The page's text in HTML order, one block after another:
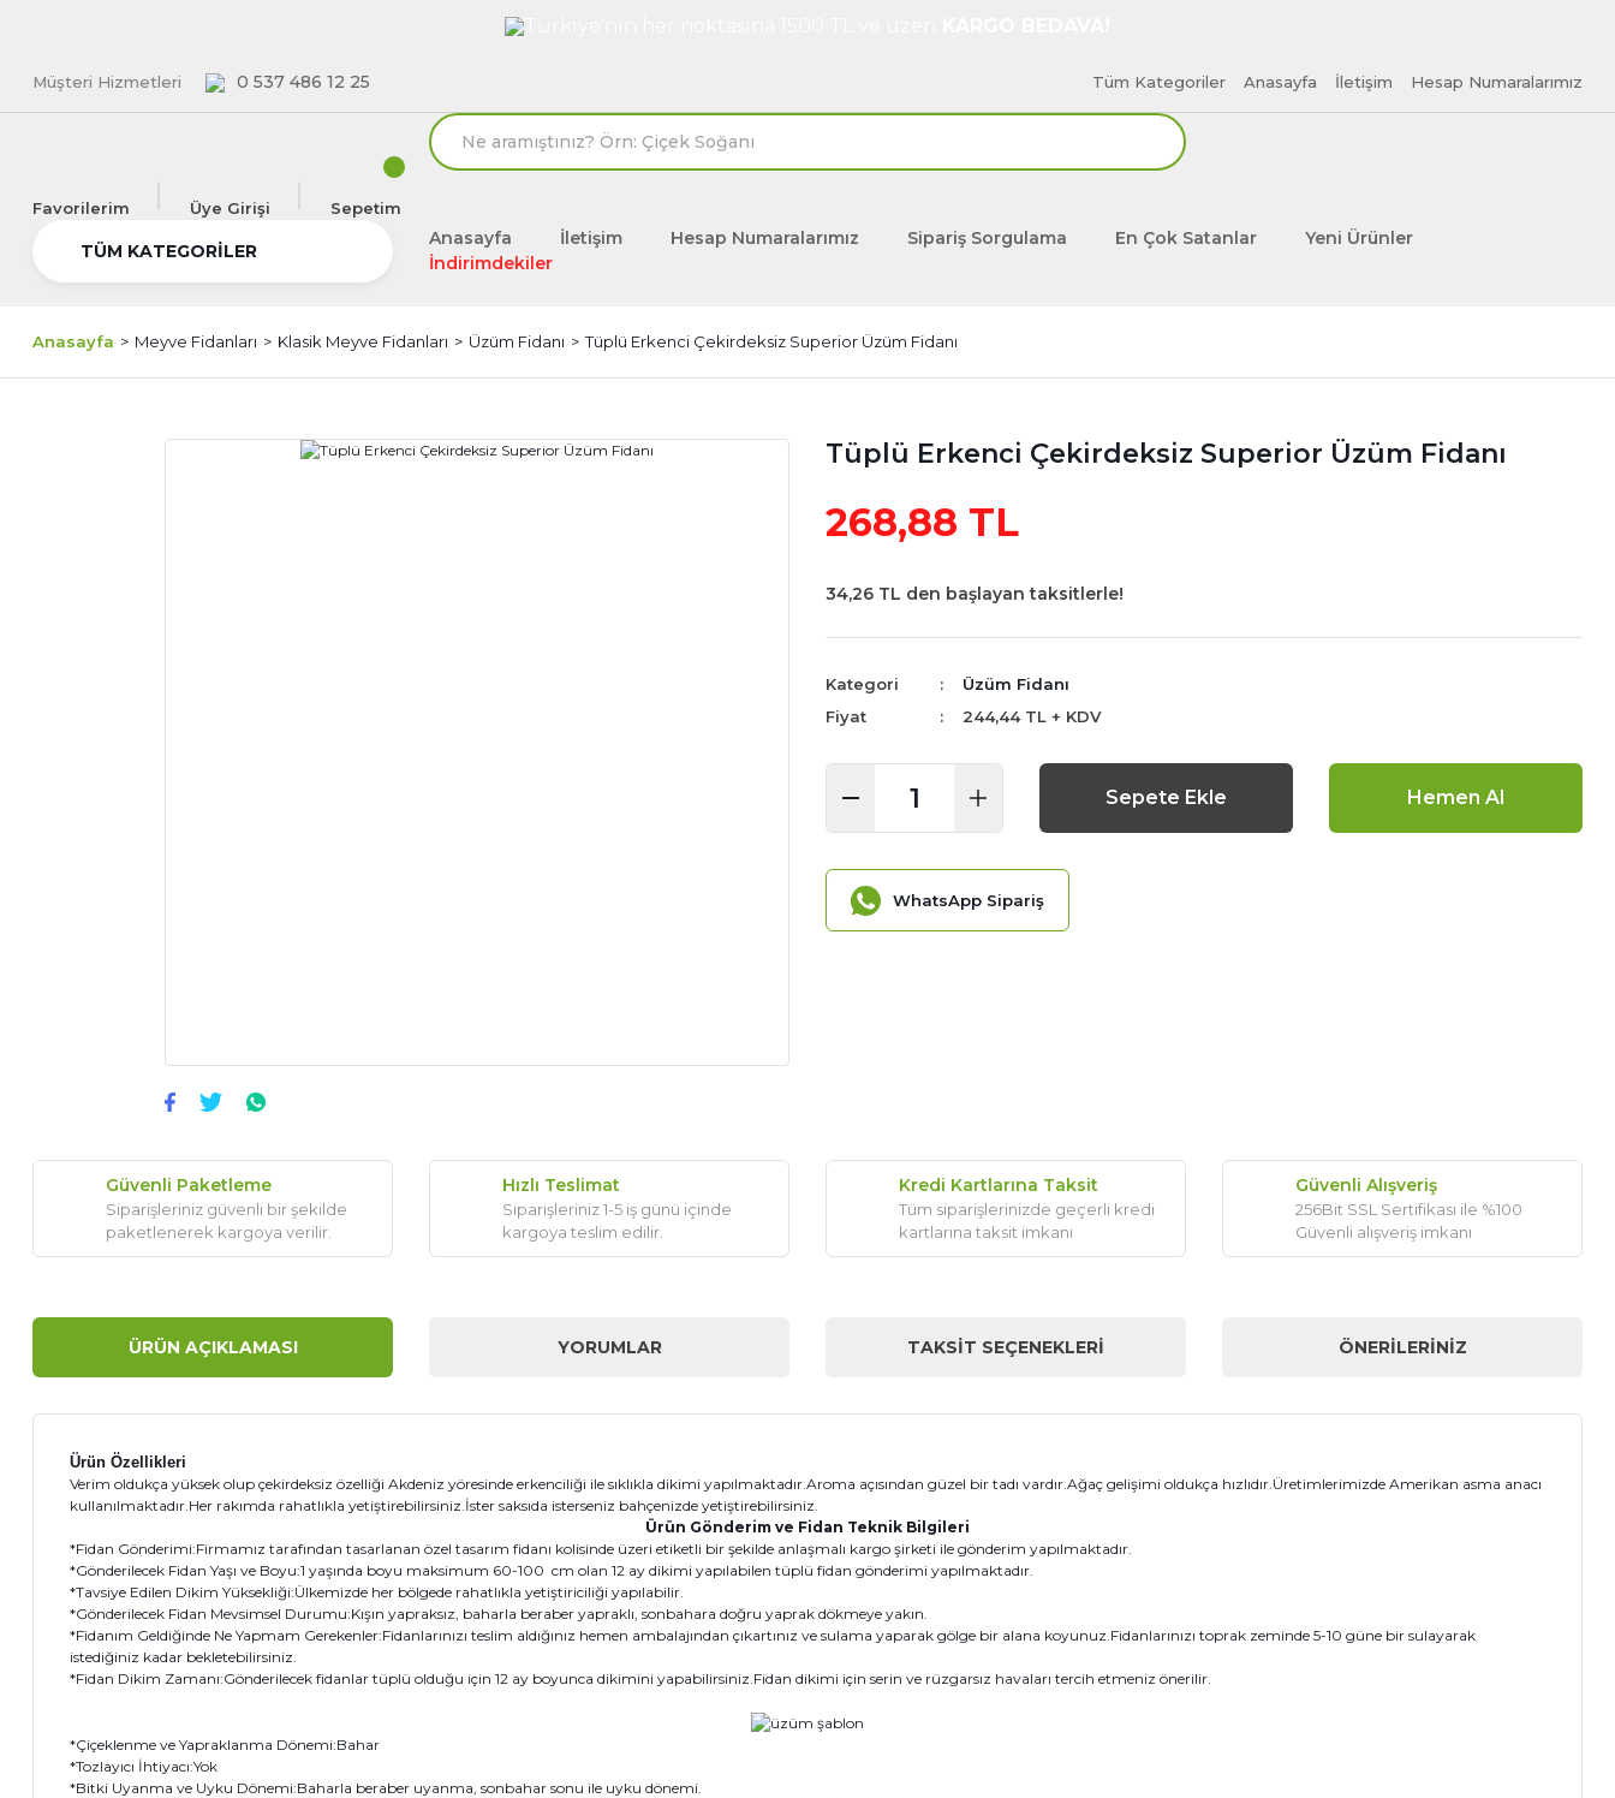
Müşteri Hizmetleri 0 537 486 12 25 Tüm Kategoriler Anasayfa İletişim Hesap Numaralarımız
Favorilerim Üye Girişi Sepetim
TÜM KATEGORİLER
Anasayfa İletişim Hesap Numaralarımız Sipariş Sorgulama En Çok Satanlar
Yeni Ürünler
İndirimdekiler
Anasayfa Meyve Fidanları Klasik Meyve Fidanları Üzüm Fidanı Tüplü Erkenci Çekirdeksiz Superior Üzüm Fidanı
Tüplü Erkenci Çekirdeksiz Superior Üzüm Fidanı
268,88 TL
34,26 TL den başlayan taksitlerle!
Kategori
Üzüm Fidanı
Fiyat
244,44 TL + KDV
Sepete Ekle Hemen Al
WhatsApp Sipariş
Güvenli Paketleme
Siparişleriniz güvenli bir şekilde
paketlenerek kargoya verilir.
Hızlı Teslimat
Siparişleriniz 1-5 iş günü içinde
kargoya teslim edilir.
Kredi Kartlarına Taksit
Tüm siparişlerinizde geçerli kredi
kartlarına taksit imkanı
Güvenli Alışveriş
256Bit SSL Sertifikası ile %100
Güvenli alışveriş imkanı
ÜRÜN AÇIKLAMASI YORUMLAR TAKSIT SEÇENEKLERI ÖNERILERINIZ
Ürün Özellikleri
Verim oldukça yüksek olup çekirdeksiz özelliği Akdeniz yöresinde erkenciliği ile sıklıkla dikimi yapılmaktadır.Aroma açısından güzel bir tadı vardır.Ağaç gelişimi oldukça hızlıdır.Üretimlerimizde Amerikan asma anacı
kullanılmaktadır.Her rakımda rahatlıkla yetiştirebilirsiniz.İster saksıda isterseniz bahçenizde yetiştirebilirsiniz.
Ürün Gönderim ve Fidan Teknik Bilgileri
*Fidan Gönderimi:Firmamız tarafından tasarlanan özel tasarım fidanı kolisinde üzeri etiketli bir şekilde anlaşmalı kargo şirketi ile gönderim yapılmaktadır.
*Gönderilecek Fidan Yaşı ve Boyu:1 yaşında boyu maksimum 60-100 cm olan 12 ay dikimi yapılabilen tüplü fidan gönderimi yapılmaktadır.
*Tavsiye Edilen Dikim Yüksekliği:Ülkemizde her bölgede rahatlıkla yetiştiriciliği yapılabilir.
*Gönderilecek Fidan Mevsimsel Durumu:Kışın yapraksız, baharla beraber yapraklı, sonbahara doğru yaprak dökmeye yakın.
*Fidanım Geldiğinde Ne Yapmam Gerekenler:Fidanlarınızı teslim aldığınız hemen ambalajından çıkartınız ve sulama yaparak gölge bir alana koyunuz.Fidanlarınızı toprak zeminde 5-10 güne bir sulayarak
istediğiniz kadar bekletebilirsiniz.
*Fidan Dikim Zamanı:Gönderilecek fidanlar tüplü olduğu için 12 ay boyunca dikimini yapabilirsiniz.Fidan dikimi için serin ve rüzgarsız havaları tercih etmeniz önerilir.
*Çiçeklenme ve Yapraklanma Dönemi:Bahar
*Tozlayıcı İhtiyacı:Yok
*Bitki Uyanma ve Uyku Dönemi:Baharla beraber uyanma, sonbahar sonu ile uyku dönemi.